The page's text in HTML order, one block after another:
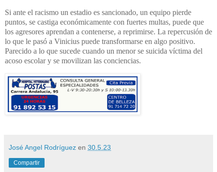
Si ante el racismo un estadio es sancionado, un equipo pierde
puntos, se castiga económicamente con fuertes multas, puede que
los agresores aprendan a contenerse, a reprimirse. La repercusión de
lo que le pasó a Vinicius puede transformarse en algo positivo.
Parecido a lo que sucede cuando un menor se suicida víctima del
acoso escolar y se movilizan las conciencias.
José Angel Rodríguez en 30.5.23
Compartir